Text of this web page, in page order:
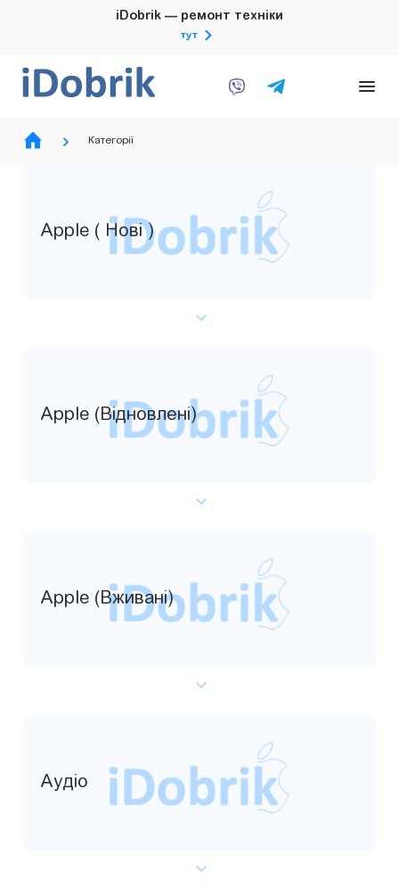
iDobrik — ремонт техніки
тут
Категорії
Apple ( Нові )
Apple (Відновлені)
Apple (Вживані)
Аудіо